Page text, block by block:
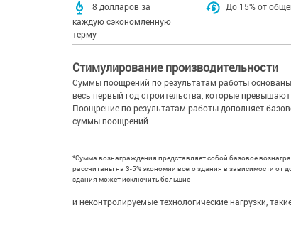
8 долларов за
каждую сэкономленную
терму
До 15% от
Стимулирование производительности
Суммы поощрений по результатам работы
весь первый год строительства, которые
Поощрение по результатам работы дополняет
суммы поощрений
*Сумма вознаграждения представляет собой базовое
рассчитаны на 3-5% экономии всего здания в зависимости
здания может исключить большие
и неконтролируемые технологические нагрузки,